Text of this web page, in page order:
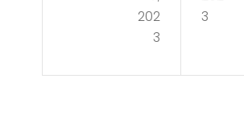
e
sıra
dışı
202
3
mü
n
3